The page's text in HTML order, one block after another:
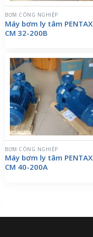
BƠM CÔNG NGHIỆP
Máy bơm ly tâm PENTAX
CM 32-200B
BƠM CÔNG NGHIỆP
Máy bơm ly tâm PENTAX
CM 40-200A